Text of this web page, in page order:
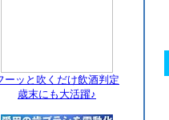
ーッと吹くだけ飲酒判定
歳末にも大活躍♪